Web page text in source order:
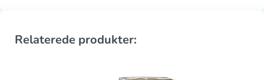
Relaterede produkter: